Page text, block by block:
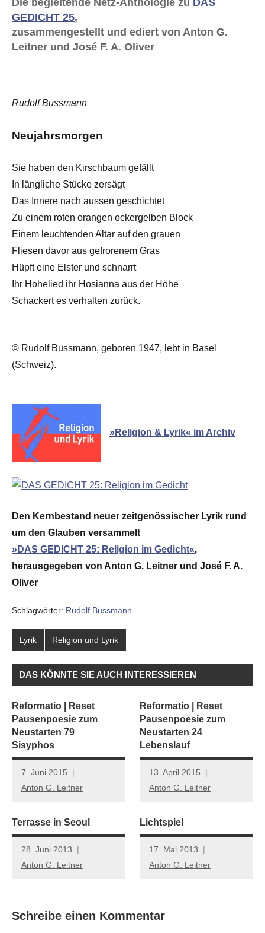
Die begleitende Netz-Anthologie zu DAS
GEDICHT 25,
zusammengestellt und ediert von Anton G.
Leitner und José F. A. Oliver
Rudolf Bussmann
Neujahrsmorgen
Sie haben den Kirschbaum gefällt
In längliche Stücke zersägt
Das Innere nach aussen geschichtet
Zu einem roten orangen ockergelben Block
Einem leuchtenden Altar auf den grauen
Fliesen davor aus gefrorenem Gras
Hüpft eine Elster und schnarrt
Ihr Hohelied ihr Hosianna aus der Höhe
Schackert es verhalten zurück.
© Rudolf Bussmann, geboren 1947, lebt in Basel
(Schweiz).
»Religion & Lyrik« im Archiv
Den Kernbestand neuer zeitgenössischer Lyrik rund
um den Glauben versammelt
»DAS GEDICHT 25: Religion im Gedicht«,
herausgegeben von Anton G. Leitner und José F. A.
Oliver
Schlagwörter: Rudolf Bussmann
Lyrik Religion und Lyrik
DAS KÖNNTE SIE AUCH INTERESSIEREN
Reformatio | Reset
Pausenpoesie zum
Neustarten 79
Sisyphos
7. Juni 2015
Anton G. Leitner
Reformatio | Reset
Pausenpoesie zum
Neustarten 24
Lebenslauf
13. April 2015
Anton G. Leitner
Terrasse in Seoul
28. Juni 2013
Anton G. Leitner
Lichtspiel
17. Mai 2013
Anton G. Leitner
Schreibe einen Kommentar